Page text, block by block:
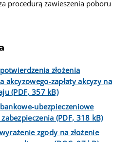
procedurą zawieszenia poboru
złożenia
akcyzowego-zapłaty akcyzy na
(PDF, 357 kB)
ubezpieczeniowe
(PDF, 318 kB)
zgody na złożenie